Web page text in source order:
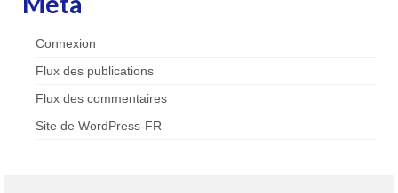
Connexion
Flux des publications
Flux des commentaires
Site de WordPress-FR